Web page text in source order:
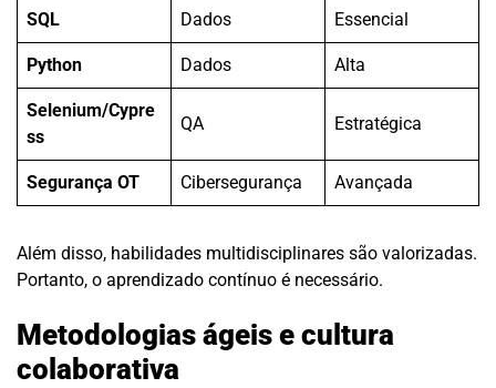
SQL Dados Essencial
Python Dados Alta
Selenium/Cypre
ss
QA Estratégica
Segurança OT Cibersegurança Avançada
Além disso, habilidades multidisciplinares são valorizadas.
Portanto, o aprendizado contínuo é necessário.
Metodologias ágeis e cultura
colaborativa